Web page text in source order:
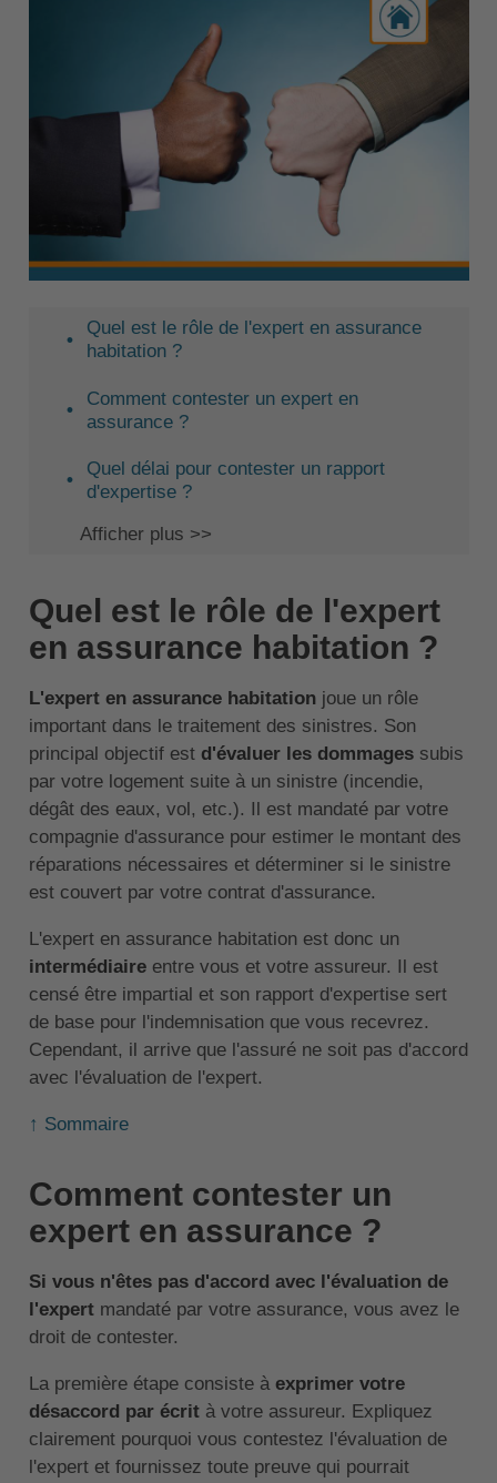
Quel est le rôle de l'expert en assurance
habitation ?
Comment contester un expert en
assurance ?
Quel délai pour contester un rapport
d'expertise ?
Afficher plus >>
Quel est le rôle de l'expert
en assurance habitation ?
L'expert en assurance habitationjoue un rôle
important dans le traitement des sinistres. Son
principal objectif est d'évaluer les dommagessubis
par votre logement suite à un sinistre (incendie,
dégât des eaux, vol, etc.). Il est mandaté par votre
compagnie d'assurance pour estimer le montant des
réparations nécessaires et déterminer si le sinistre
est couvert par votre contrat d'assurance.
L'expert en assurance habitation est donc un
intermédiaire entre vous et votre assureur. Il est
censé être impartial et son rapport d'expertise sert
de base pour l'indemnisation que vous recevrez.
Cependant, il arrive que l'assuré ne soit pas d'accord
avec l'évaluation de l'expert.
↑ Sommaire
Comment contester un
expert en assurance ?
Si vous n'êtes pas d'accord avec l'évaluation de
l'expert mandaté par votre assurance, vous avez le
droit de contester.
La première étape consiste à exprimer votre
désaccord par écrità votre assureur. Expliquez
clairement pourquoi vous contestez l'évaluation de
l'expert et fournissez toute preuve qui pourrait